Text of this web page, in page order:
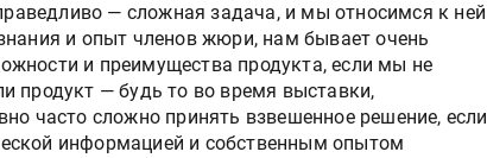
— сложная задача, и мы относимся к ней
и опыт членов жюри, нам бывает очень
и преимущества продукта, если мы не
продукт — будь то во время выставки,
часто сложно принять взвешенное решение, если
информацией и собственным опытом